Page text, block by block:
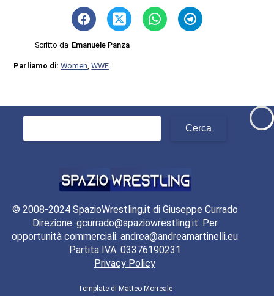
Scritto da Emanuele Panza
Parliamo di:Women ,WWE
Ricerca
© 2008-2024 SpazioWrestling,it di Giuseppe Currado
Direzione: gcurrado@spaziowrestling.it. Per
opportunità commerciali: andrea@andreamartinelli.eu
Partita IVA: 03376190231
Privacy Policy
Template di Matteo Morreale